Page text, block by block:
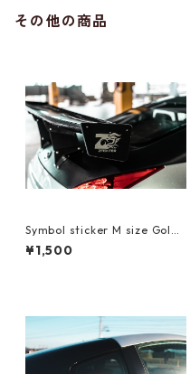
その他の商品
Symbol sticker M size Gold/
Silver/Neo Chrome
¥1,500